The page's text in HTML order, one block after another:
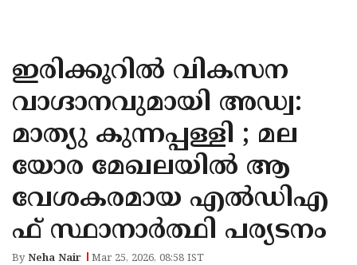
KANNUR
KASARAGOD
ഇരിക്കൂറിൽ വികസന
വാഗ്ദാനവുമായി അഡ്വ:
മാത്യു കുന്നപ്പള്ളി ; മല
യോര മേഖലയിൽ ആ
വേശകരമായ എൽഡിഎ
ഫ് സ്ഥാനാർത്ഥി പര്യടനം
ByNeha Nair Mar 25, 2026, 08:58 IST